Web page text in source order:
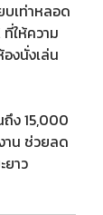
บเท่าหลอด
ให้ความ
งนั่งเล่น
ถึง 15,000
าน ช่วยลด
ยาว